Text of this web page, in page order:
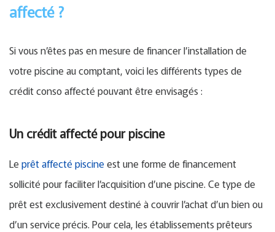
affecté ?
Si vous n’êtes pas en mesure de financer l’installation de
votre piscine au comptant, voici les différents types de
crédit conso affecté pouvant être envisagés :
Un crédit affecté pour piscine
Le prêt affecté piscine est une forme de financement
sollicité pour faciliter l’acquisition d’une piscine. Ce type de
prêt est exclusivement destiné à couvrir l’achat d’un bien ou
d’un service précis. Pour cela, les établissements prêteurs